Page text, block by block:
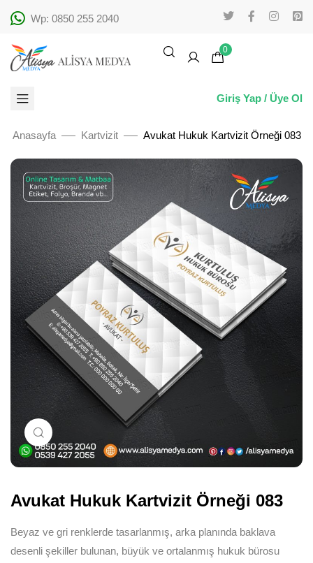
Wp: 0850 255 2040
0
Giriş Yap / Üye Ol
Anasayfa Kartvizit Avukat Hukuk Kartvizit Örneği 083
Büyütmek için tıklayın
Avukat Hukuk Kartvizit Örneği 083
Beyaz ve gri renklerde tasarlanmış, arka planında baklava
desenli şekiller bulunan, büyük ve ortalanmış hukuk bürosu